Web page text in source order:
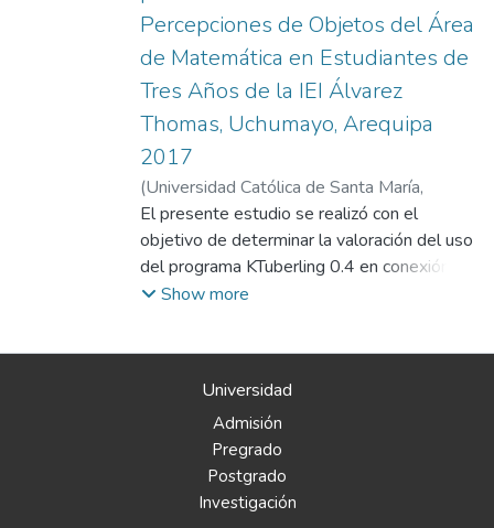
Percepciones de Objetos del Área
de Matemática en Estudiantes de
Tres Años de la IEI Álvarez
Thomas, Uchumayo, Arequipa
2017
(Universidad Católica de Santa María,
2019-03-21)Agramonte Chávez, Rocío
El presente estudio se realizó con el
objetivo de determinar la valoración del uso
del programa KTuberling 0.4 en conexión de
intranet institucional utilizando el aula de
de la IEI Álvarez Thomas, Uchumayo, de
Arequipa, durante el año 2017. El tipo de
investigación es cuasi Experimental de
campo, su nivel de investigación es
descriptivo-relacional; de cuatro variables
Show more
Universidad
Admisión
Pregrado
Postgrado
Investigación